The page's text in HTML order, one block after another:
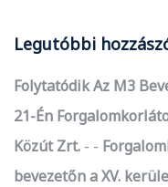
Legutóbbi
Folytatódik Az M3
21-Én
Közút Zrt.
-
bevezetőn a XV.